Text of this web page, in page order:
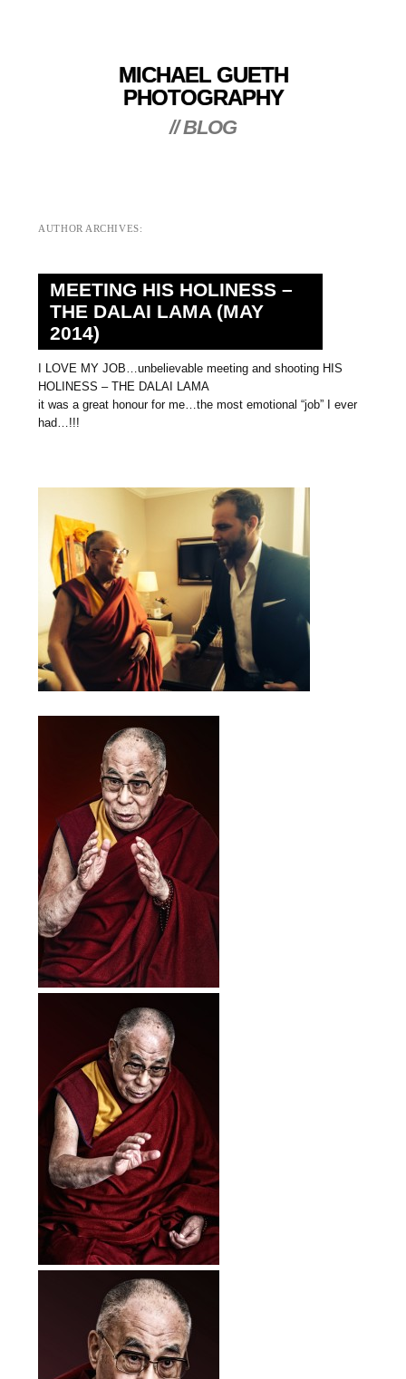
MICHAEL GUETH
PHOTOGRAPHY
// BLOG
AUTHOR ARCHIVES:
MEETING HIS HOLINESS –
THE DALAI LAMA (MAY
2014)
I LOVE MY JOB…unbelievable meeting and shooting HIS
HOLINESS – THE DALAI LAMA
it was a great honour for me…the most emotional “job” I ever
had…!!!